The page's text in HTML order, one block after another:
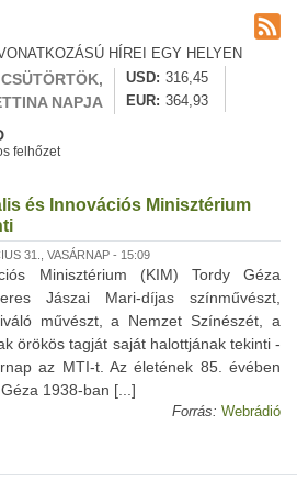
HÍREI EGY HELYEN
NAPJA
USD
316,45
EUR
364,93
felhőzet
és Innovációs Minisztérium
31., VASÁRNAP - 15:09
Minisztérium (KIM) Tordy Géza
Jászai Mari-díjas színművészt,
művészt, a Nemzet Színészét, a
örökös tagját saját halottjának tekinti -
az MTI-t. Az életének 85. évében
1938-ban [...]
Forrás: Webrádió